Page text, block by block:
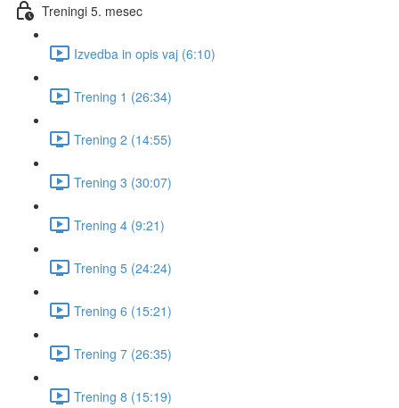
Treningi 5. mesec
Izvedba in opis vaj (6:10)
Trening 1 (26:34)
Trening 2 (14:55)
Trening 3 (30:07)
Trening 4 (9:21)
Trening 5 (24:24)
Trening 6 (15:21)
Trening 7 (26:35)
Trening 8 (15:19)